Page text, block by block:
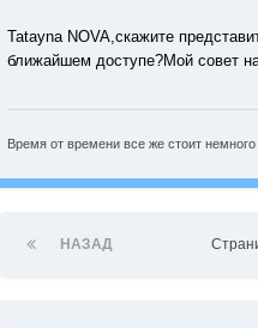
Tatayna NOVA,скажите
ближайшем доступе?Мой совет
Время от времени все же стоит
НАЗАД